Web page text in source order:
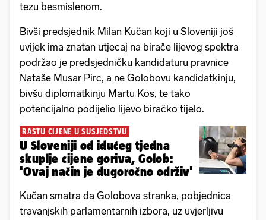
tezu besmislenom.
Bivši predsjednik Milan Kučan koji u Sloveniji još
uvijek ima znatan utjecaj na birače lijevog spektra
podržao je predsjedničku kandidaturu pravnice
Nataše Musar Pirc, a ne Golobovu kandidatkinju,
bivšu diplomatkinju Martu Kos, te tako
potencijalno podijelio lijevo biračko tijelo.
RASTU CIJENE U SUSJEDSTVU
U Sloveniji od idućeg tjedna
skuplje cijene goriva, Golob:
'Ovaj način je dugoročno održiv'
Kučan smatra da Golobova stranka, pobjednica
travanjskih parlamentarnih izbora, uz uvjerljivu